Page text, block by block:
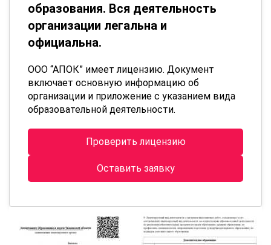
образования. Вся деятельность
организации легальна и
официальна.
ООО “АПОК” имеет лицензию. Документ
включает основную информацию об
организации и приложение с указанием вида
образовательной деятельности.
Проверить лицензию
Оставить заявку